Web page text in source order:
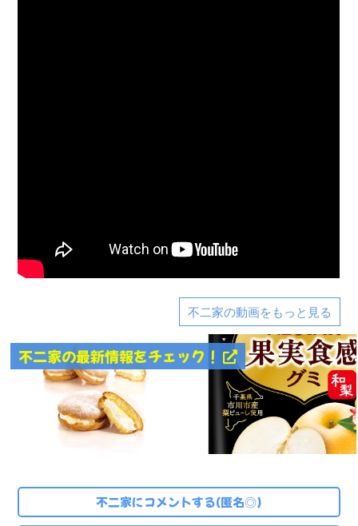
不二家の動画をもっと見る
不二家の最新情報をチェック！
不二家にコメントする(匿名◎)